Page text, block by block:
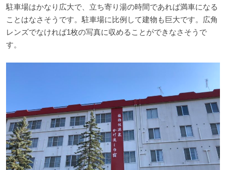
駐車場はかなり広大で、立ち寄り湯の時間であれば満車になる
ことはなさそうです。駐車場に比例して建物も巨大です。広角
レンズでなければ1枚の写真に収めることができなさそうで
す。